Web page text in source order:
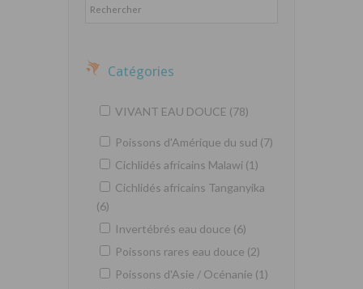
Catégories
VIVANT EAU DOUCE (78)
Poissons d'Amérique du sud (7)
Cichlidés africains Malawi (1)
Cichlidés africains Tanganyika
(6)
Invertébrés eau douce (6)
Poissons rares eau douce (2)
Poissons d'Asie / Océnanie (1)